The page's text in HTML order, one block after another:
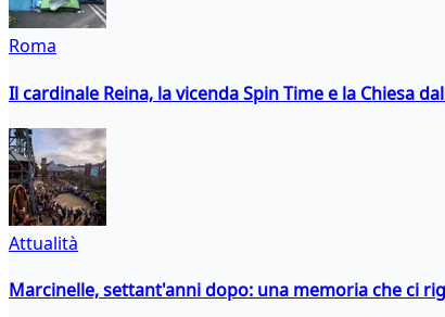
Roma
Il cardinale Reina, la vicenda Spin Time e la Chiesa
Attualità
Marcinelle, settant'anni dopo: una memoria che ci